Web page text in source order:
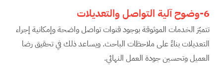
6-وضوح آلية التواصل والتعديلات
تتميّز الخدمات الموثوقة بوجود قنوات تواصل واضحة وإمكانية إجراء
التعديلات بناءً على ملاحظات الباحث. ويساعد ذلك في تحقيق رضا
العميل وتحسين جودة العمل النهائي.